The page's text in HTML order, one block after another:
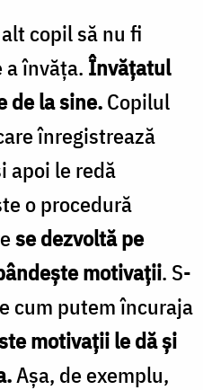
copil să nu fi
învăţa.Învăţatul
de la sine.Copilul
înregistrează
apoi le redă
o procedură
se dezvoltă pe
motivaţii. S-
cum putem încuraja
motivaţii le dă şi
Aşa, de exemplu,